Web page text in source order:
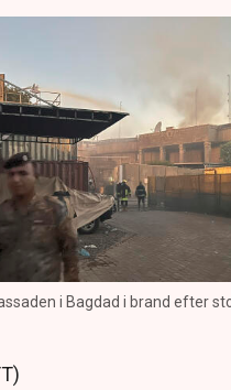
i Bagdad i brand efter